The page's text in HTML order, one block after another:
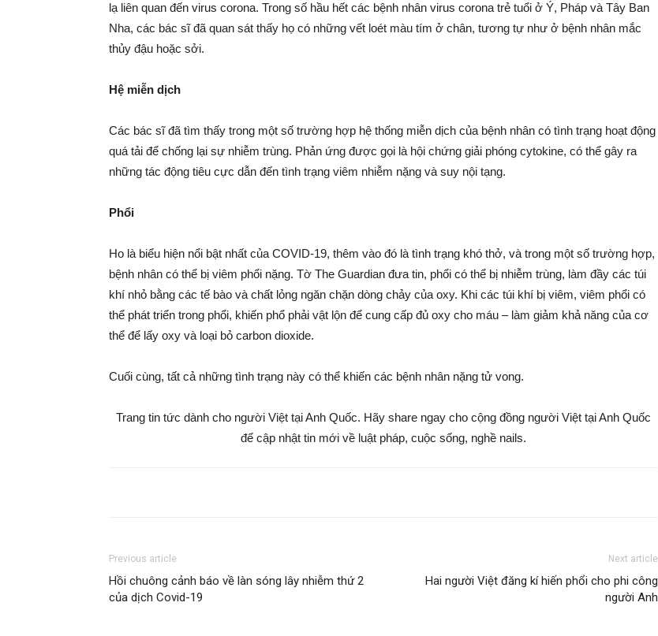
lạ liên quan đến virus corona. Trong số hầu hết các bệnh nhân virus corona trẻ tuổi ở Ý, Pháp và Tây Ban
Nha, các bác sĩ đã quan sát thấy họ có những vết loét màu tím ở chân, tương tự như ở bệnh nhân mắc
thủy đậu hoặc sởi.
Hệ miễn dịch
Các bác sĩ đã tìm thấy trong một số trường hợp hệ thống miễn dịch của bệnh nhân có tình trạng hoạt động
quá tải để chống lại sự nhiễm trùng. Phản ứng được gọi là hội chứng giải phóng cytokine, có thể gây ra
những tác động tiêu cực dẫn đến tình trạng viêm nhiễm nặng và suy nội tạng.
Phổi
Ho là biểu hiện nổi bật nhất của COVID-19, thêm vào đó là tình trạng khó thở, và trong một số trường hợp,
bệnh nhân có thể bị viêm phổi nặng. Tờ The Guardian đưa tin, phổi có thể bị nhiễm trùng, làm đầy các túi
khí nhỏ bằng các tế bào và chất lỏng ngăn chặn dòng chảy của oxy. Khi các túi khí bị viêm, viêm phổi có
thể phát triển trong phổi, khiến phổ phải vật lộn để cung cấp đủ oxy cho máu – làm giảm khả năng của cơ
thể để lấy oxy và loại bỏ carbon dioxide.
Cuối cùng, tất cả những tình trạng này có thể khiến các bệnh nhân nặng tử vong.
Trang tin tức dành cho người Việt tại Anh Quốc. Hãy share ngay cho cộng đồng người Việt tại Anh Quốc
để cập nhật tin mới về luật pháp, cuộc sống, nghề nails.
Previous article
Hồi chuông cảnh báo về làn sóng lây nhiễm thứ 2
của dịch Covid-19
Next article
Hai người Việt đăng kí hiến phổi cho phi công
người Anh